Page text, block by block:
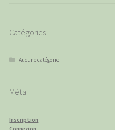
Catégories
Aucune catégorie
Méta
Inscription